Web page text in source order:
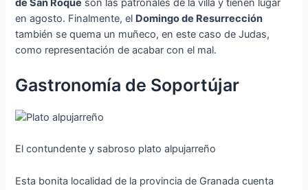
de San Roque son las patronales de la villa y tienen lugar
en agosto. Finalmente, el Domingo de Resurrección
también se quema un muñeco, en este caso de Judas,
como representación de acabar con el mal.
Gastronomía de Soportújar
El contundente y sabroso plato alpujarreño
Esta bonita localidad de la provincia de Granada cuenta